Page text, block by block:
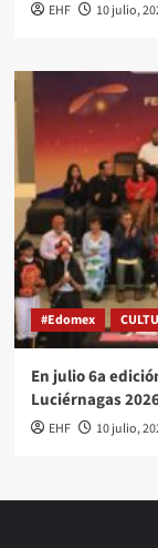
EHF 10 julio,
#Edomex
En julio 6a
Luciérnagas
EHF 10 julio,